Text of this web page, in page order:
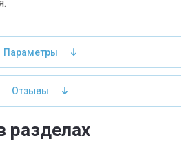
Параметры
Отзывы
разделах